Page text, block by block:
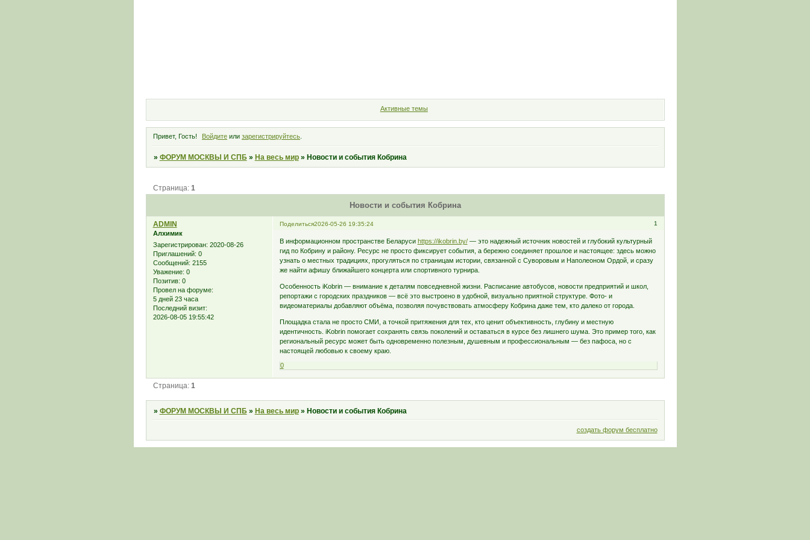
Активные темы
Привет, Гость! Войдите или зарегистрируйтесь.
» ФОРУМ МОСКВЫ И СПБ » На весь мир » Новости и события Кобрина
Новости и события Кобрина
Страница: 1
Поделиться 1
2026-05-26 19:35:24
ADMIN
Алхимик
Зарегистрирован: 2020-08-26
Приглашений: 0
Сообщений: 2155
Уважение: 0
Позитив: 0
Провел на форуме:
5 дней 23 часа
Последний визит:
2026-08-05 19:55:42
В информационном пространстве Беларуси https://ikobrin.by/— это надежный источник новостей и глубокий культурный
гид по Кобрину и району. Ресурс не просто фиксирует события, а бережно соединяет прошлое и настоящее: здесь можно
узнать о местных традициях, прогуляться по страницам истории, связанной с Суворовым и Наполеоном Ордой, и сразу
же найти афишу ближайшего концерта или спортивного турнира.
Особенность iKobrin — внимание к деталям повседневной жизни. Расписание автобусов, новости предприятий и школ,
репортажи с городских праздников — всё это выстроено в удобной, визуально приятной структуре. Фото- и
видеоматериалы добавляют объёма, позволяя почувствовать атмосферу Кобрина даже тем, кто далеко от города.
Площадка стала не просто СМИ, а точкой притяжения для тех, кто ценит объективность, глубину и местную
идентичность. iKobrin помогает сохранять связь поколений и оставаться в курсе без лишнего шума. Это пример того, как
региональный ресурс может быть одновременно полезным, душевным и профессиональным — без пафоса, но с
настоящей любовью к своему краю.
0
Страница: 1
» ФОРУМ МОСКВЫ И СПБ » На весь мир » Новости и события Кобрина
создать форум бесплатно